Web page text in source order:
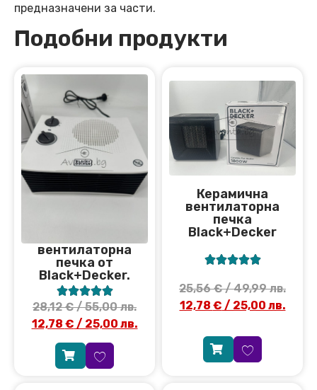
предназначени за части.
Подобни продукти
вентилаторна
печка от
Black+Decker.

28,12€/ 55,00 лв.
12,78 € / 25,00 лв.
Керамична
вентилаторна
печка
Black+Decker

25,56€/ 49,99 лв.
12,78 € / 25,00 лв.